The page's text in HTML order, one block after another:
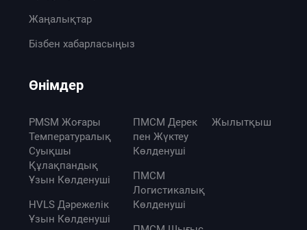
Жаңалықтар
Бізбен хабарласыңыз
Өнімдер
PMSM Жоғары
Температуралық
Суықшы
Құлақпандық
Ұзын Көлденуші
HVLS Дәрежелік
Ұзын Көлденуші
ПМСМ Дерек
пен Жүктеу
Көлденуші
ПМСМ
Логистикалық
Көлденуші
Жылытқыш